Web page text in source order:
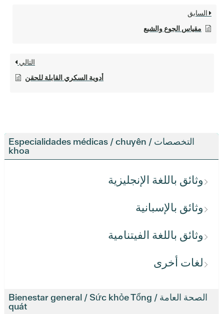
التخصصات / Especialidades médicas / chuyên
khoa
وثائق باللغة الإنجليزية
وثائق بالإسبانية
وثائق باللغة الفيتنامية
لغات أخرى
الصحة العامة / Bienestar general / Sức khỏe Tổng
quát
السابق
مقياس الجوع والشبع
التالي
أدوية السكري القابلة للحقن